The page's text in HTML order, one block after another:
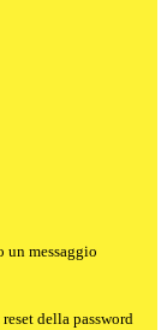
un messaggio
della password